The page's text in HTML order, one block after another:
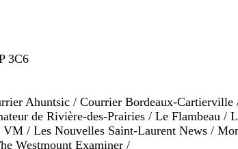
3C6
Ahuntsic / Courrier Bordeaux-
de Rivière-des-Prairies / Le Flambeau
/ Les Nouvelles Saint-Laurent News /
Westmount Examiner /